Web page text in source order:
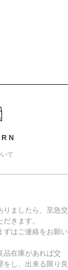
て
りましたら、至急交
きます。
ずはご連絡をお願い
品在庫があれば交
をし、出来る限り良